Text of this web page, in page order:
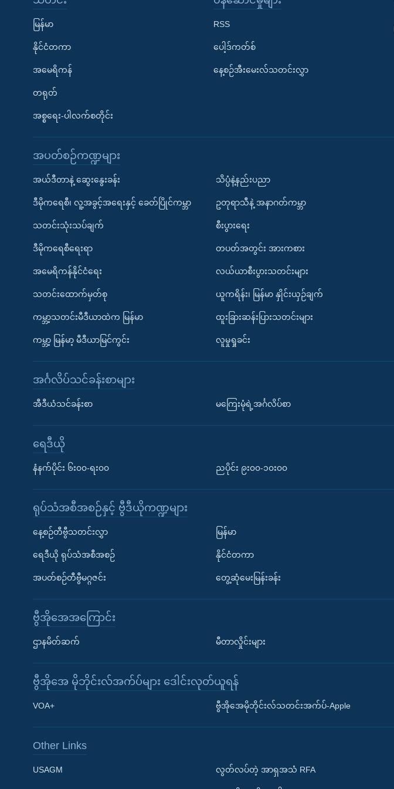
Learning English
မြန်မာ
နိုင်ငံတကာ
အမေရိကန်
တရုတ်
အစ္စရေး-ပါလက်စတိုင်း
RSS
ပေါ့ဒ်ကတ်စ်
နေ့စဉ်အီးမေးလ်သတင်းလွှာ
အပတ်စဉ်ကဏ္ဍများ
အယ်ဒီတာနဲ့ ဆွေးနွေးခန်း
ဒီမိုကရေစီ၊ လူ့အခွင့်အရေးနှင့် ခေတ်ပြိုင်ကမ္ဘာ
သတင်းသုံးသပ်ချက်
ဒီမိုကရေစီရေးရာ
အမေရိကန်နိုင်ငံရေး
သတင်းထောက်မှတ်စု
ကမ္ဘာ့သတင်းမီဒီယာထဲက မြန်မာ
ကမ္ဘာ့ မြန်မာ့ မီဒီယာမြင်ကွင်း
သိပ္ပံနဲ့နည်းပညာ
ဥတုရာသီနဲ့ အနာဂတ်ကမ္ဘာ
စီးပွားရေး
တပတ်အတွင်း အားကစား
လယ်ယာစီးပွားသတင်းများ
ယူကရိန်း၊ မြန်မာ နှိုင်းယှဉ်ချက်
ထူးခြားဆန်းပြားသတင်းများ
လူမှုရှုခင်း
အင်္ဂလိပ်သင်ခန်းစာများ
အီဒီယံသင်ခန်းစာ မကြေးမုံရဲ့အင်္ဂလိပ်စာ
ရေဒီယို
နံနက်ပိုင်း ၆း၀၀-ရး၀၀ ညပိုင်း ၉း၀၀-၁၀း၀၀
ရုပ်သံအစီအစဉ်နှင့် ဗွီဒီယိုကဏ္ဍများ
နေ့စဉ်တီဗွီသတင်းလွှာ
ရေဒီယို ရုပ်သံအစီအစဉ်
အပတ်စဉ်တီဗွီမဂ္ဂဇင်း
မြန်မာ
နိုင်ငံတကာ
တွေ့ဆုံမေးမြန်းခန်း
ဗွီအိုအေအကြောင်း
ဌာနမိတ်ဆက် မီတာလှိုင်းများ
ဗွီအိုအေ မိုဘိုင်းလ်အက်ပ်များ ဒေါင်းလုတ်ယူရန်
VOA+ ဗွီအိုအေမိုဘိုင်းလ်သတင်းအက်ပ်-Apple
Other Links
USAGM လွတ်လပ်တဲ့ အာရှအသံ RFA